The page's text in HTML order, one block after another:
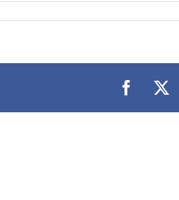
Facebook
X